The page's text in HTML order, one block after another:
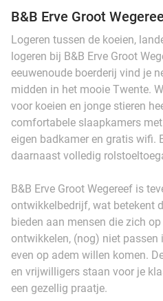
B&B Erve Groot
Logeren tussen de koeien,
logeren bij B&B Erve Groot
eeuwenoude boerderij vind je
midden in het mooie Twente.
voor koeien en jonge stieren
comfortabele slaapkamers
eigen badkamer en gratis wifi.
daarnaast volledig
B&B Erve Groot Wegereef is
ontwikkelbedrijf, wat betekent
bieden aan mensen die zich
ontwikkelen, (nog) niet passen
even op adem willen komen.
en vrijwilligers staan voor je
een gezellig praatje.